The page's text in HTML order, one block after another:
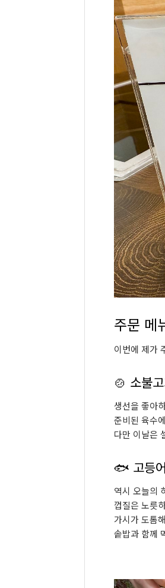
주문 메
이번에 제가
🍲 소불
생선을 좋아
준비된 육수
다만 이날은
🐟 고등
역시 오늘의
껍질은 노릇
가시가 도톰
솥밥과 함께